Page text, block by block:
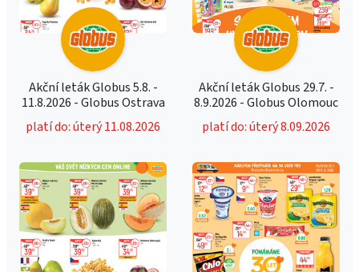
Akční leták Globus 5.8. -
11.8.2026 - Globus Ostrava
platí do: úterý 11.08.2026
Akční leták Globus 29.7. -
8.9.2026 - Globus Olomouc
platí do: úterý 8.09.2026